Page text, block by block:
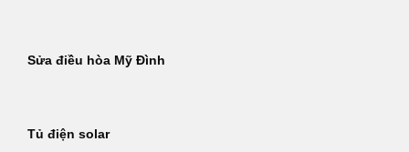
Sửa điều hòa Mỹ Đình
Tủ điện solar